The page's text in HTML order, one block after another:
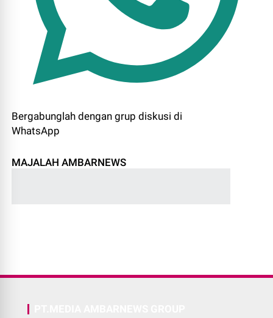
Bergabunglah dengan grup diskusi di
WhatsApp
MAJALAH AMBARNEWS